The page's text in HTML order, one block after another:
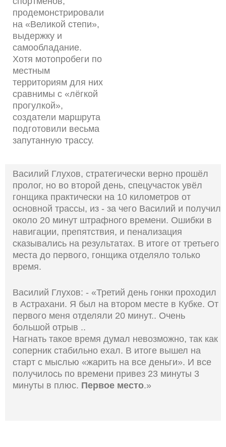
продемонстрировали
на «Великой степи»,
выдержку и
самообладание.
Хотя мотопробеги по
местным
территориям для них
сравнимы с «лёгкой
прогулкой»,
создатели маршрута
подготовили весьма
запутанную трассу.
Василий Глухов, стратегически верно прошёл
пролог, но во второй день, спецучасток увёл
гонщика практически на 10 километров от
основной трассы, из - за чего Василий и получил
около 20 минут штрафного времени. Ошибки в
навигации, препятствия, и пенализация
сказывались на результатах. В итоге от третьего
места до первого, гонщика отделяло только
время.
Василий Глухов: - «Третий день гонки проходил
в Астрахани. Я был на втором месте в Кубке. От
первого меня отделяли 20 минут.. Очень
большой отрыв ..
Нагнать такое время думал невозможно, так как
соперник стабильно ехал. В итоге вышел на
старт с мыслью «жарить на все деньги». И все
получилось по времени привез 23 минуты 3
минуты в плюс. Первое место.»